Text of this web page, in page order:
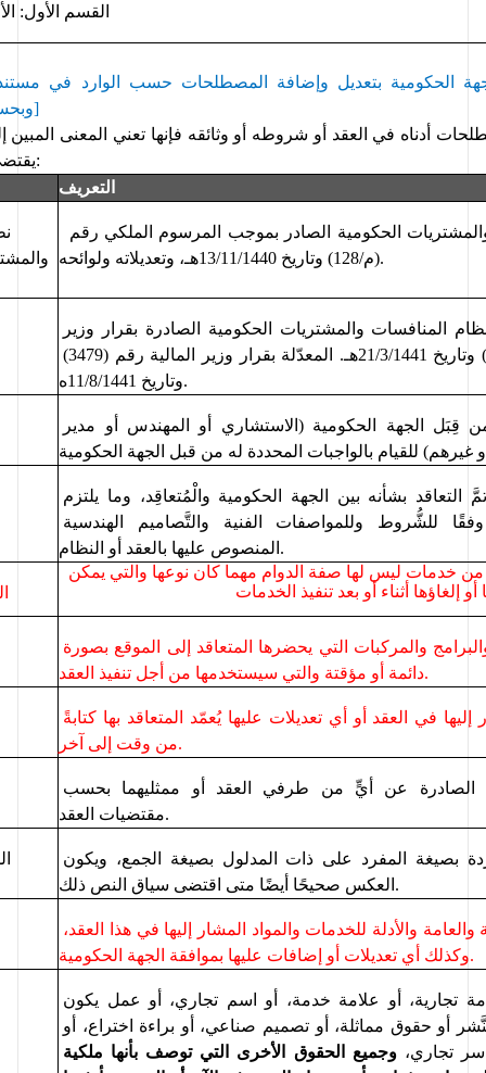
القسم الأول:
الحكومية
]
:
التعريف
(م/128) وتاريخ 13/11/1440هـ، وتعديلاته ولوائحه.
لنظام المنافسات والمشتريات الحكومية
المعدّلة بقرار وزير المالية رقم (3479)
وتاريخ 11/8/1441ه.
التعاقد بشأنه بين الجهة الحكومية
المنصوص عليها بالعقد أو النظام.
والمركبات التي يحضرها المتعاقد
دائمة أو مؤقتة والتي سيستخدمها من أجل تنفيذ العقد.
إليها في العقد أو أي
من وقت إلى آخر.
مقتضيات العقد.
العكس صحيحًا أيضًا متى اقتضى سياق النص ذلك.
وكذلك أي تعديلات أو إضافات عليها بموافقة الجهة الحكومية.
سر تجاري،